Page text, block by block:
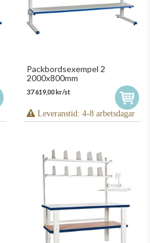
Packbordsexempel 2
2000x800mm
37 619,00 kr/st
Leveranstid: 4-8 arbetsdagar